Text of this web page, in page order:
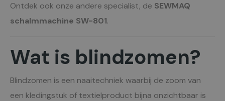
Ontdek ook onze andere specialist, de SEWMAQ
schalmmachine SW-801.
Wat is blindzomen?
Blindzomen is een naaitechniek waarbij de zoom van
een kledingstuk of textielproduct bijna onzichtbaar is